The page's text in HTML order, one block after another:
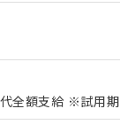
、職場環境は非
180棟以上を展開する業界大手
り、以下のよう
境で、新し
。伝統と現代が
全額支給 ※試用期